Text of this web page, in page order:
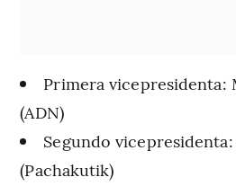
Primera vicepresidenta:
(ADN)
Segundo
(Pachakutik)